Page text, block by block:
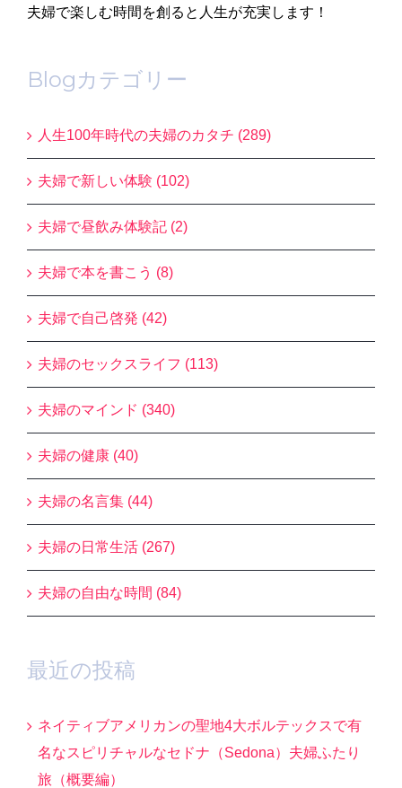
夫婦で楽しむ時間を創ると人生が充実します！
Blogカテゴリー
人生100年時代の夫婦のカタチ (289)
夫婦で新しい体験 (102)
夫婦で昼飲み体験記 (2)
夫婦で本を書こう (8)
夫婦で自己啓発 (42)
夫婦のセックスライフ (113)
夫婦のマインド (340)
夫婦の健康 (40)
夫婦の名言集 (44)
夫婦の日常生活 (267)
夫婦の自由な時間 (84)
最近の投稿
ネイティブアメリカンの聖地4大ボルテックスで有
名なスピリチャルなセドナ（Sedona）夫婦ふたり
旅（概要編）